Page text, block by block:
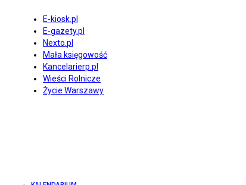
E-kiosk.pl
E-gazety.pl
Nexto.pl
Mała księgowość
Kancelarierp.pl
Wieści Rolnicze
Życie Warszawy